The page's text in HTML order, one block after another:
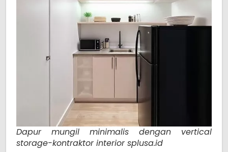
Dapur mungil minimalis dengan vertical
storage-kontraktor interior splusa.id